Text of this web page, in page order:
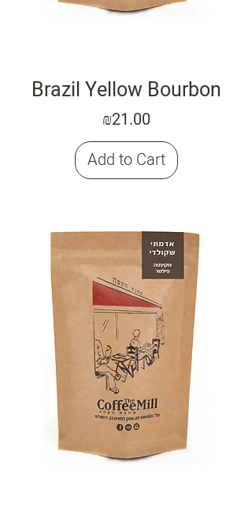
Brazil Yellow Bourbon
Price
₪21.00
Add to Cart